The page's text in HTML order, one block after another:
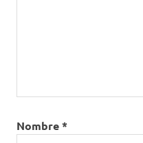
Nombre*